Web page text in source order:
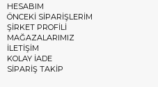
HESABIM
ÖNCEKİ SİPARİŞLERİM
ŞİRKET PROFİLİ
MAĞAZALARIMIZ
İLETİŞİM
KOLAY İADE
SİPARİŞ TAKİP